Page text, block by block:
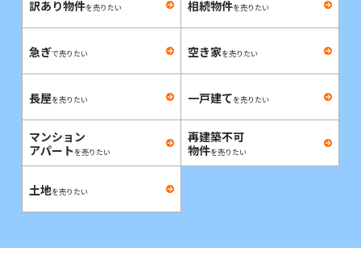
訳あり物件を売りたい 相続物件を売りたい
急ぎで売りたい 空き家を売りたい
長屋を売りたい 一戸建てを売りたい
マンション
アパートを売りたい
再建築不可
物件を売りたい
土地を売りたい